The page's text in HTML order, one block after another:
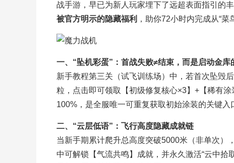
战手游，早已为新人玩家埋下了远超表面指引的
被官方明示的隐藏福利 ，助你72小时内完成从“菜
一、“坠机彩蛋”：首战失败≠结束，而是启动金库
新手教程第三关（试飞训练场）中，若首次坠
粒，点击即可领取【初级修复核心×3】+【稀有
100%，是全服唯一可重复获取初始涂装的关键入
二、“云层低语”：飞行高度隐藏成就链
当新手期累计爬升总高度突破5000米（非单次）
中可解锁【气流共鸣】成就，并永久激活“云中